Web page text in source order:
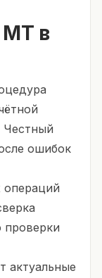
МТ в
Честный
ошибок
операций
проверки
актуальные